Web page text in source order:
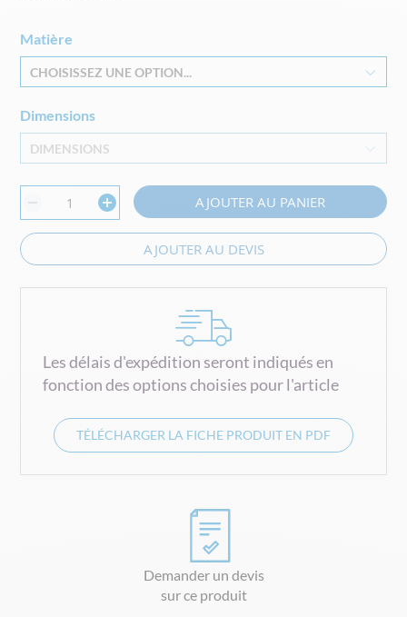
Matière
CHOISISSEZ UNE OPTION...
Dimensions
DIMENSIONS
AJOUTER AU PANIER
AJOUTER AU DEVIS
Les délais d'expédition seront indiqués en
fonction des options choisies pour l'article
TÉLÉCHARGER LA FICHE PRODUIT EN PDF
the
gallery
Demander un devis
sur ce produit